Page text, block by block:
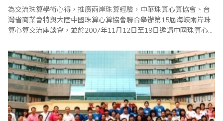
為交流珠算學術心得，推廣兩岸珠算經驗，中華珠算心算協會、台
灣省商業會特與大陸中國珠算心算協會聯合舉辦第15屆海峽兩岸珠
算心算交流座談會，並於2007年11月12日至19日邀請中國珠算心算
王妍玲、焦桂娟、倪曉晶，財政部科研所李冰、馬駿、李亞如、萬
壽瓊，山西省珠算協會副會長鄭天佑，長春市珠算協會秘書長苑吉
林，河南省珠算心算協會副秘書長梅書森，西..